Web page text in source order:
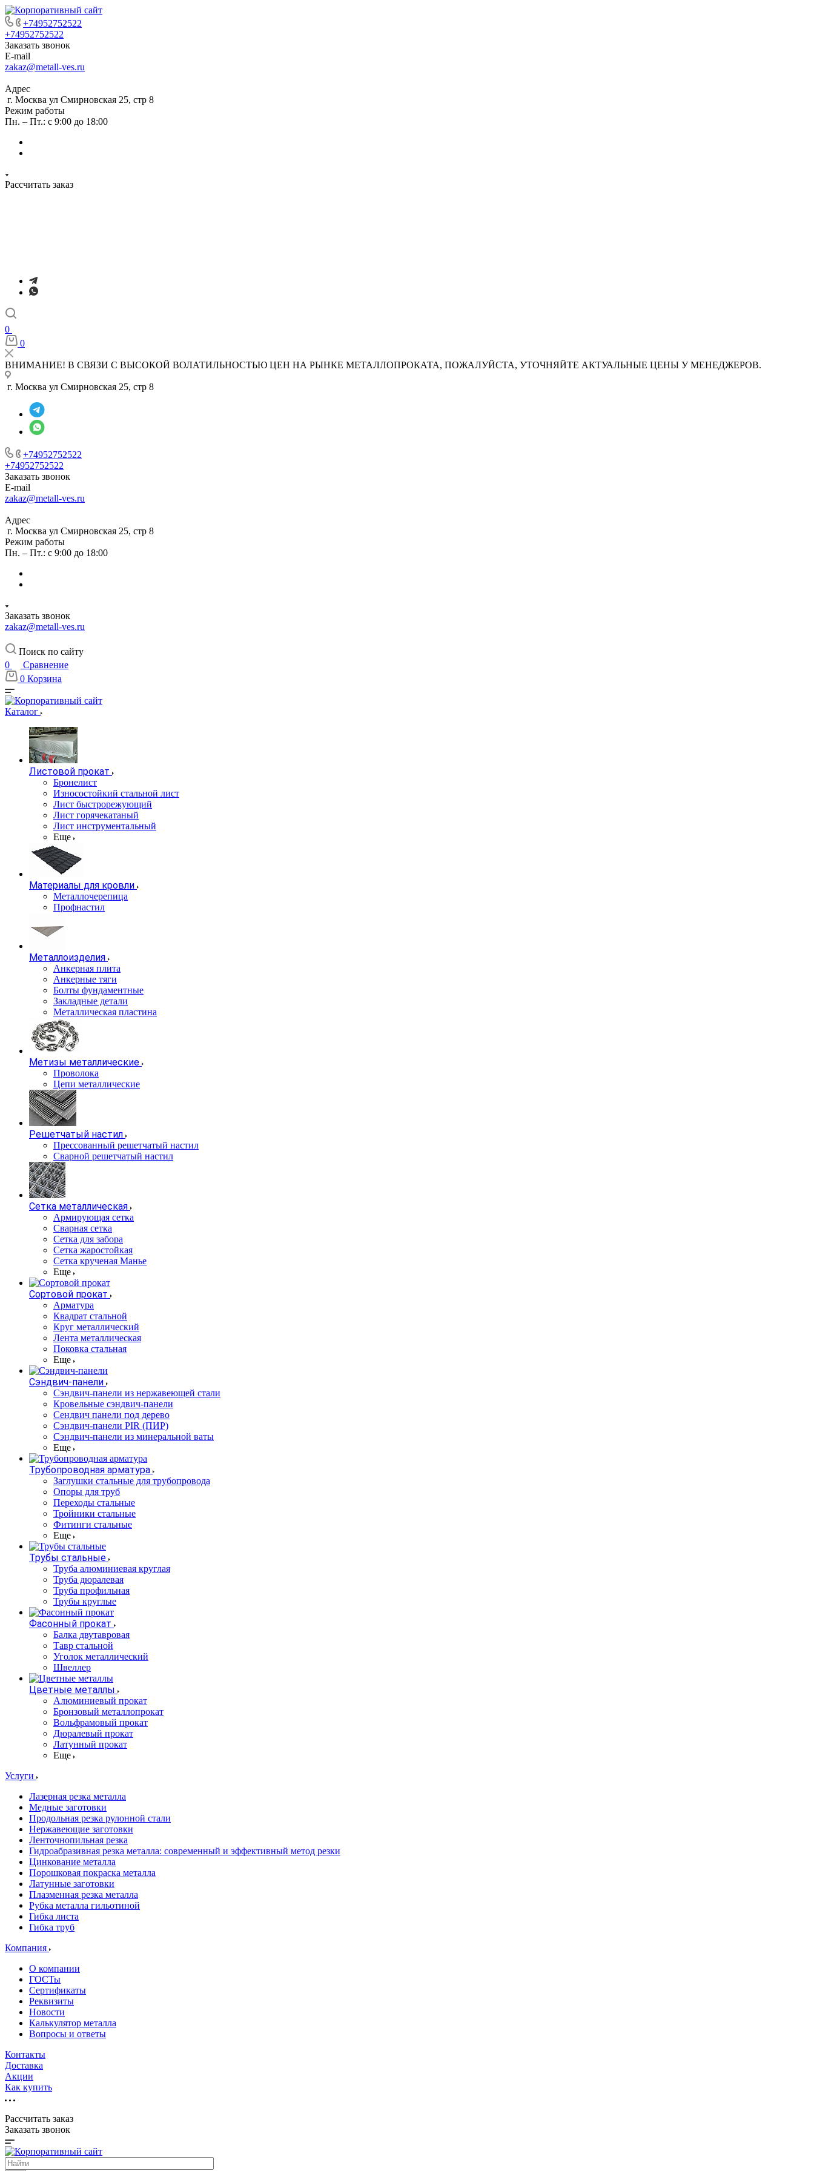
+74952752522
+74952752522
Заказать звонок
E-mail
zakaz@metall-ves.ru
Адрес
г. Москва ул Смирновская 25, стр 8
Режим работы
Пн. – Пт.: с 9:00 до 18:00
Рассчитать заказ
0
0
ВНИМАНИЕ! В СВЯЗИ С ВЫСОКОЙ ВОЛАТИЛЬНОСТЬЮ ЦЕН НА РЫНКЕ МЕТАЛЛОПРОКАТА, ПОЖАЛУЙСТА, УТОЧНЯЙТЕ АКТУАЛЬНЫЕ ЦЕНЫ У МЕНЕДЖЕРОВ.
г. Москва ул Смирновская 25, стр 8
+74952752522
+74952752522
Заказать звонок
E-mail
zakaz@metall-ves.ru
Адрес
г. Москва ул Смирновская 25, стр 8
Режим работы
Пн. – Пт.: с 9:00 до 18:00
Заказать звонок
zakaz@metall-ves.ru
Поиск по сайту
0
Сравнение
0 Корзина
Каталог
Листовой прокат
Бронелист
Износостойкий стальной лист
Лист быстрорежующий
Лист горячекатаный
Лист инструментальный
Еще
Материалы для кровли
Металлочерепица
Профнастил
Металлоизделия
Анкерная плита
Анкерные тяги
Болты фундаментные
Закладные детали
Металлическая пластина
Метизы металлические
Проволока
Цепи металлические
Решетчатый настил
Прессованный решетчатый настил
Сварной решетчатый настил
Сетка металлическая
Армирующая сетка
Сварная сетка
Сетка для забора
Сетка жаростойкая
Сетка крученая Манье
Еще
Сортовой прокат
Арматура
Квадрат стальной
Круг металлический
Лента металлическая
Поковка стальная
Еще
Сэндвич-панели
Cэндвич-панели из нержавеющей стали
Кровельные сэндвич-панели
Сендвич панели под дерево
Сэндвич-панели PIR (ПИР)
Сэндвич-панели из минеральной ваты
Еще
Трубопроводная арматура
Заглушки стальные для трубопровода
Опоры для труб
Переходы стальные
Тройники стальные
Фитинги стальные
Еще
Трубы стальные
Труба алюминиевая круглая
Труба дюралевая
Труба профильная
Трубы круглые
Фасонный прокат
Балка двутавровая
Тавр стальной
Уголок металлический
Швеллер
Цветные металлы
Алюминиевый прокат
Бронзовый металлопрокат
Вольфрамовый прокат
Дюралевый прокат
Латунный прокат
Еще
Услуги
Лазерная резка металла
Медные заготовки
Продольная резка рулонной стали
Нержавеющие заготовки
Ленточнопильная резка
Гидроабразивная резка металла: современный и эффективный метод резки
Цинкование металла
Порошковая покраска металла
Латунные заготовки
Плазменная резка металла
Рубка металла гильотиной
Гибка листа
Гибка труб
Компания
О компании
ГОСТы
Сертификаты
Реквизиты
Новости
Калькулятор металла
Вопросы и ответы
Контакты
Доставка
Акции
Как купить
Рассчитать заказ
Заказать звонок